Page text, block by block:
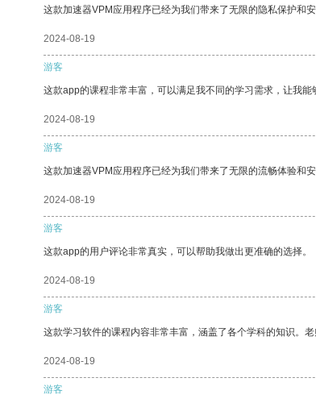
这款加速器VPM应用程序已经为我们带来了无限的隐私保护和安
2024-08-19
游客
这款app的课程非常丰富，可以满足我不同的学习需求，让我能
2024-08-19
游客
这款加速器VPM应用程序已经为我们带来了无限的流畅体验和安
2024-08-19
游客
这款app的用户评论非常真实，可以帮助我做出更准确的选择。
2024-08-19
游客
这款学习软件的课程内容非常丰富，涵盖了各个学科的知识。
2024-08-19
游客